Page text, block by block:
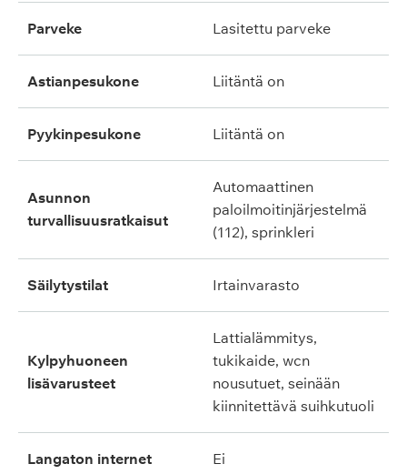
parveke lasitettu parveke
astianpesukone liitäntä on
pyykinpesukone liitäntä on
asunnon
turvallisuusratkaisut
automaattinen
paloilmoitinjärjestelmä
(112), sprinkleri
säilytystilat irtainvarasto
kylpyhuoneen
lisävarusteet
lattialämmitys,
tukikaide, wcn
nousutuet, seinään
kiinnitettävä suihkutuoli
langaton internet ei